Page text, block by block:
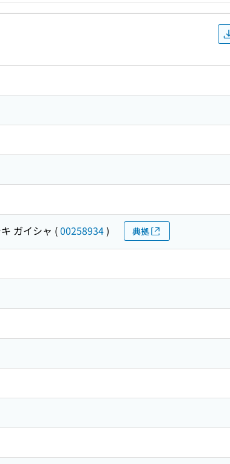
ガイシャ (00258934) 典拠